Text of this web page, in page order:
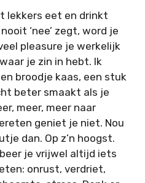
lekkers eet en drinkt
‘nee’ zegt, word je
pleasure je werkelijk
je zin in hebt. Ik
broodje kaas, een stuk
beter smaakt als je
meer, meer naar
geniet je niet. Nou
dan. Op z’n hoogst.
je vrijwel altijd iets
onrust, verdriet,